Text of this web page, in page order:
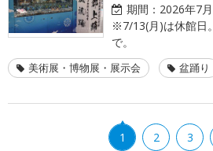
期間： 2026年7
※7/13(月)は休館日
で。
美術展・博物展・展示会 盆踊り
1 2 3